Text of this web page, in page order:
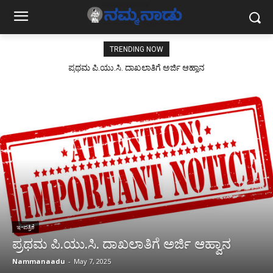
TRENDING NOW
ಪ್ರಥಮ ಪಿ.ಯು.ಸಿ. ದಾಖಲಾತಿಗೆ ಅರ್ಜಿ ಆಹ್ವಾನ
ಇ-ಪತ್ರಿಕೆ
ಪ್ರಥಮ ಪಿ.ಯು.ಸಿ. ದಾಖಲಾತಿಗೆ ಅರ್ಜಿ ಆಹ್ವಾನ
Nammanaadu - May 7, 2025